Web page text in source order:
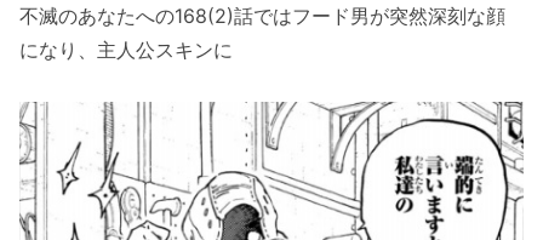
不滅のあなたへの168(2)話ではフード男が突然深刻な顔
になり、主人公スキンに